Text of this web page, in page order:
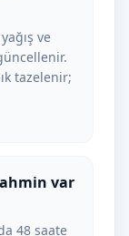
ve
tazelenir;
var
48 saate